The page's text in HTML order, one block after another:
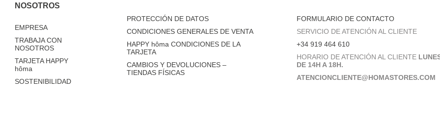
NOSOTROS
EMPRESA
TRABAJA CON
NOSOTROS
TARJETA HAPPY
hôma
SOSTENIBILIDAD
PROTECCIÓN DE DATOS
CONDICIONES GENERALES DE VENTA
HAPPY hôma CONDICIONES DE LA
TARJETA
CAMBIOS Y DEVOLUCIONES –
TIENDAS FÍSICAS
FORMULARIO DE CONTACTO
SERVICIO DE ATENCIÓN AL CLIENTE
+34 919 464 610
HORARIO DE ATENCIÓN AL CLIENTE
DE 14H A 18H.
ATENCIONCLIENTE@HOMASTORES.COM